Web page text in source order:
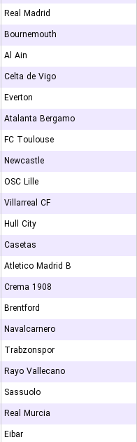
Real Madrid
Bournemouth
Al Ain
Celta de Vigo
Everton
Atalanta Bergamo
FC Toulouse
Newcastle
OSC Lille
Villarreal CF
Hull City
Casetas
Atletico Madrid B
Crema 1908
Brentford
Navalcarnero
Trabzonspor
Rayo Vallecano
Sassuolo
Real Murcia
Eibar